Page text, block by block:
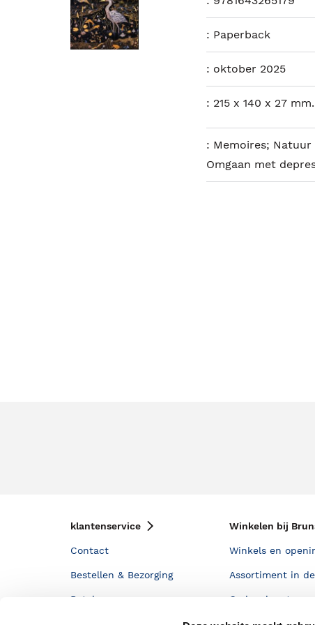
: Paperback
: oktober 2025
: 215 x 140 x 27 mm.
: Memoires;
Omgaan met
klantenservice
Contact
Bestellen & Bezorging
Betalen
Winkelen bij
Winkels en
Assortiment in
Cadeaukaarten